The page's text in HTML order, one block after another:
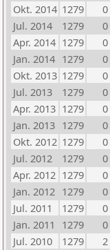
Okt. 2014 1279 0
Jul. 2014
1279 0
Apr. 2014 1279 0
Jan. 2014 1279 0
Okt. 2013 1279 0
Jul. 2013
1279 0
Apr. 2013 1279 0
Jan. 2013 1279 0
Okt. 2012 1279 0
Jul. 2012
1279 0
Apr. 2012 1279 0
Jan. 2012 1279 0
Jul. 2011
1279 0
Jan. 2011
1279 0
Jul. 2010
1279 2